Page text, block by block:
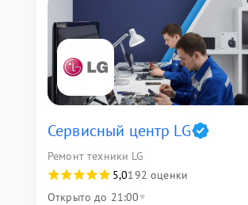
Сервисный центр LG
Ремонт техники LG
5,0192 оценки
Открыто до 21:00